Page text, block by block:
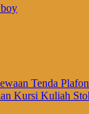
Tenda
Kursi Kuliah